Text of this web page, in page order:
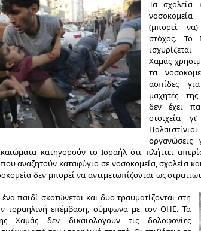
Τα σχολεία
(μπορεί να)
στόχος. Το
Χαμάς
τα
ασπίδες
μαχητές
δεν έχει
στοιχεία
οργανώσεις
κατηγορούν το Ισραήλ ότι πλήττει
αναζητούν καταφύγιο σε νοσοκομεία, σχολεία
δεν μπορεί να αντιμετωπίζονται ως
παιδί σκοτώνεται και δυο τραυματίζονται στη
ισραηλινή επέμβαση, σύμφωνα με τον ΟΗΕ. Τα
Χαμάς δεν δικαιολογούν τις δολοφονίες